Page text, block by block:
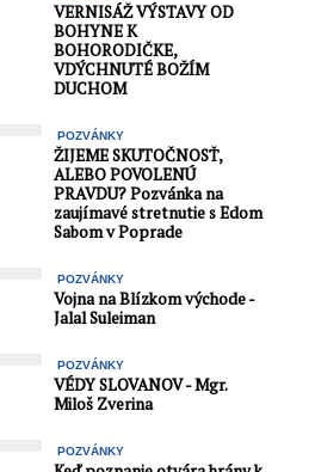
VERNISÁŽ VÝSTAVY OD
BOHYNE K
BOHORODIČKE,
VDÝCHNUTÉ BOŽÍM
DUCHOM
POZVÁNKY
ŽIJEME SKUTOČNOSŤ,
ALEBO POVOLENÚ
PRAVDU? Pozvánka na
zaujímavé stretnutie s Edom
Sabom v Poprade
POZVÁNKY
Vojna na Blízkom východe -
Jalal Suleiman
POZVÁNKY
VÉDY SLOVANOV - Mgr.
Miloš Zverina
POZVÁNKY